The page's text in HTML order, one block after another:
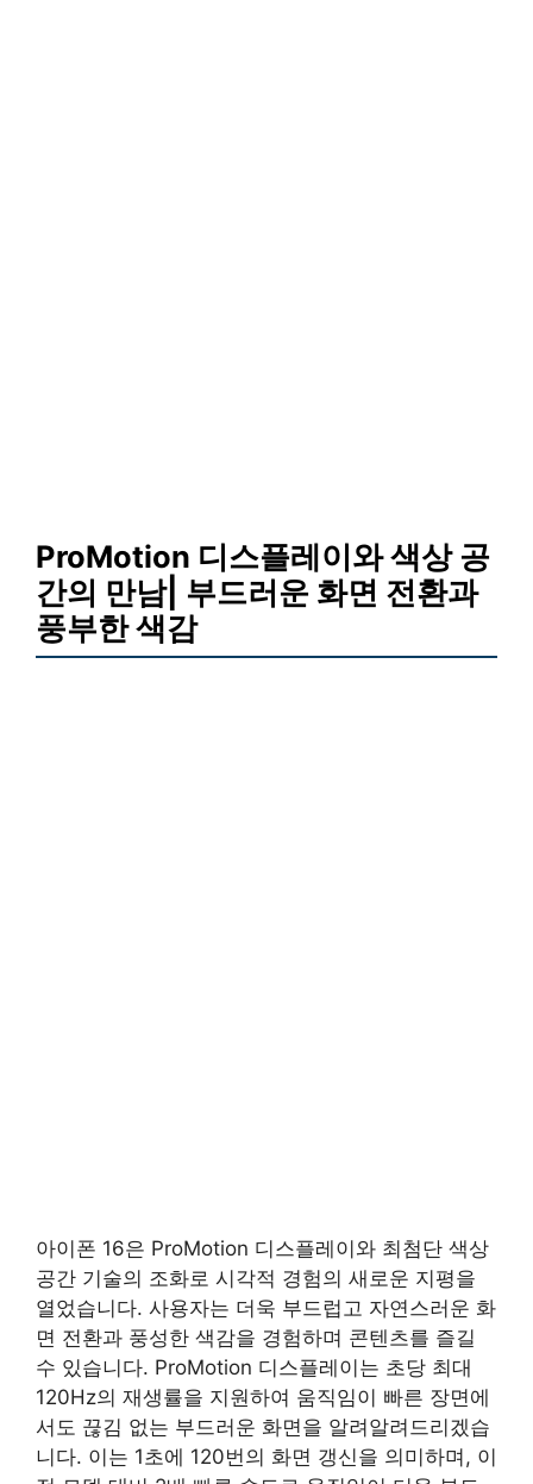
ProMotion 디스플레이와 색상 공
간의 만남| 부드러운 화면 전환과
풍부한 색감
아이폰 16은 ProMotion 디스플레이와 최첨단 색상
공간 기술의 조화로 시각적 경험의 새로운 지평을
열었습니다. 사용자는 더욱 부드럽고 자연스러운 화
면 전환과 풍성한 색감을 경험하며 콘텐츠를 즐길
수 있습니다. ProMotion 디스플레이는 초당 최대
120Hz의 재생률을 지원하여 움직임이 빠른 장면에
서도 끊김 없는 부드러운 화면을 알려알려드리겠습
니다. 이는 1초에 120번의 화면 갱신을 의미하며, 이